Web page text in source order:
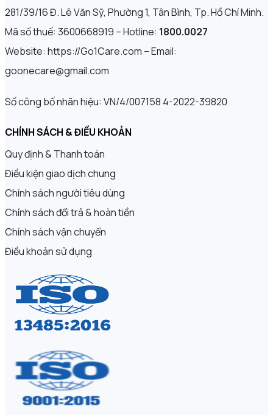
281/39/16 Đ. Lê Văn Sỹ, Phường 1, Tân Bình, Tp. Hồ Chí Minh.
Mã số thuế: 3600668919 – Hotline: 1800.0027
Website: https://Go1Care.com – Email:
goonecare@gmail.com
Số công bố nhãn hiệu: VN/4/007158 4-2022-39820
CHÍNH SÁCH & ĐIỀU KHOẢN
Quy định & Thanh toán
Điều kiện giao dịch chung
Chính sách người tiêu dùng
Chính sách đổi trả & hoàn tiền
Chính sách vận chuyển
Điều khoản sử dụng